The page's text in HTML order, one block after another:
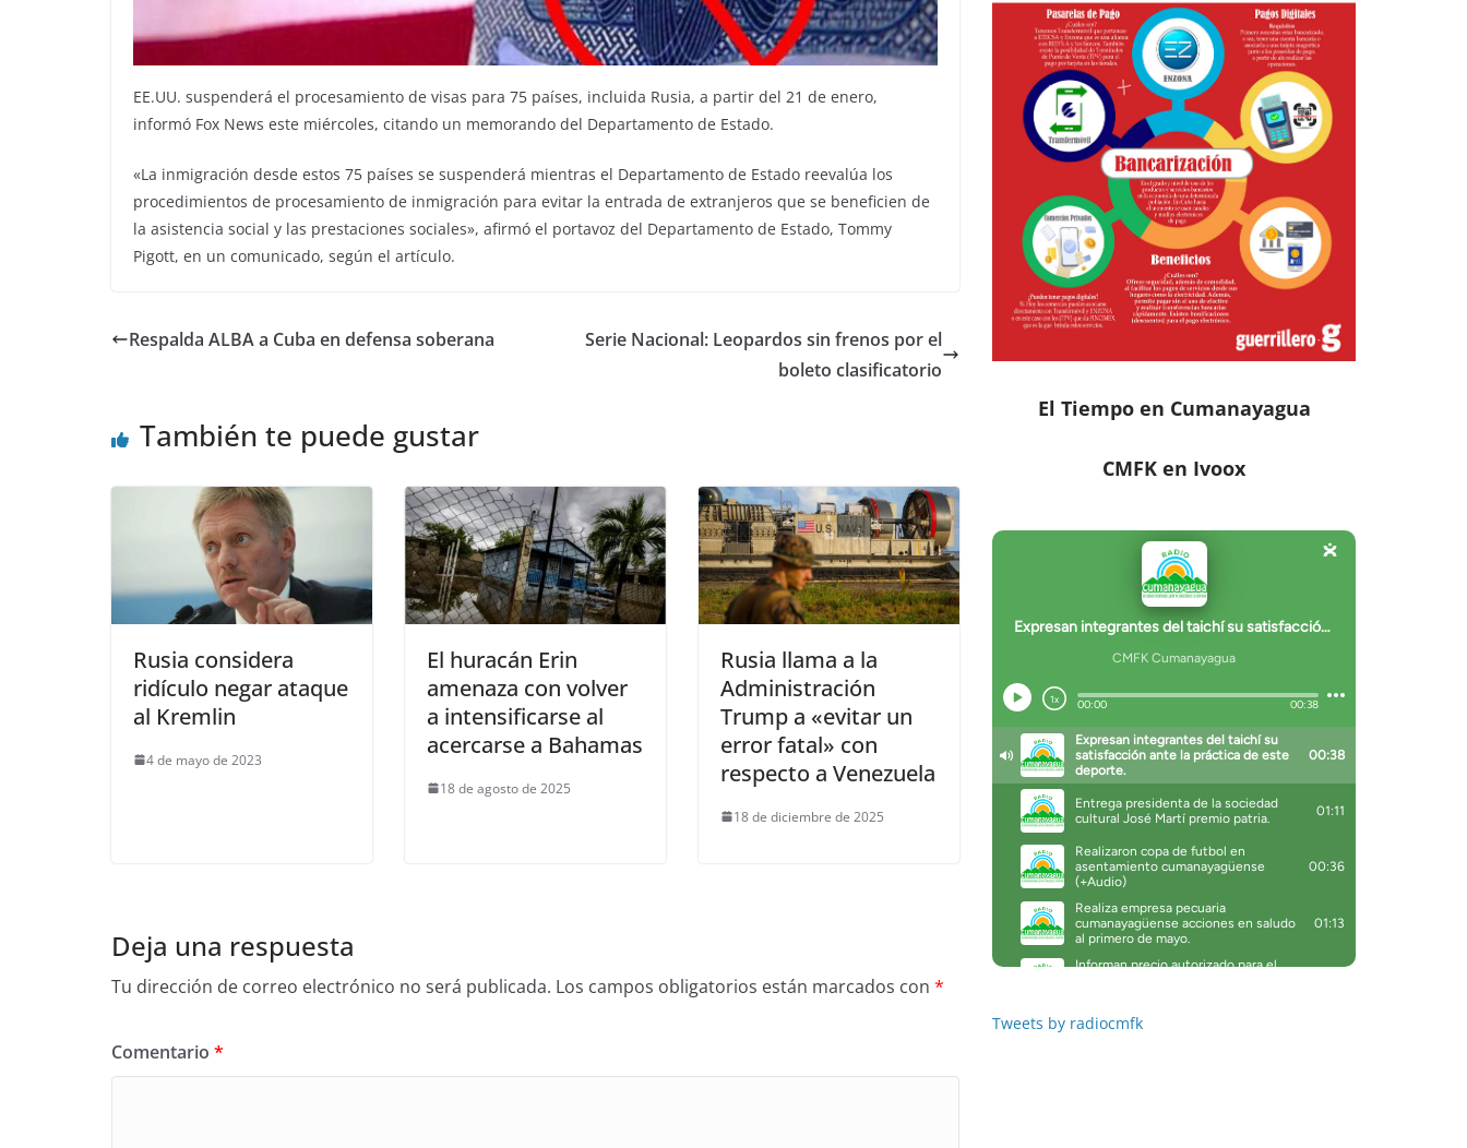
EE.UU. suspenderá el procesamiento de visas para 75 países, incluida Rusia, a partir del 21 de enero,
informó Fox News este miércoles, citando un memorando del Departamento de Estado.
«La inmigración desde estos 75 países se suspenderá mientras el Departamento de Estado reevalúa los
procedimientos de procesamiento de inmigración para evitar la entrada de extranjeros que se beneficien de
la asistencia social y las prestaciones sociales», afirmó el portavoz del Departamento de Estado, Tommy
Pigott, en un comunicado, según el artículo​​​.
Respalda ALBA a Cuba en defensa soberana
Serie Nacional: Leopardos sin frenos por el
boleto clasificatorio
También te puede gustar
Rusia considera
ridículo negar ataque
al Kremlin
4 de mayo de 2023
El huracán Erin
amenaza con volver
a intensificarse al
acercarse a Bahamas
18 de agosto de 2025
Rusia llama a la
Administración
Trump a «evitar un
error fatal» con
respecto a Venezuela
18 de diciembre de 2025
Deja una respuesta
Tu dirección de correo electrónico no será publicada. Los campos obligatorios están marcados con *
Comentario *
El Tiempo en Cumanayagua
CMFK en Ivoox
Tweets by radiocmfk